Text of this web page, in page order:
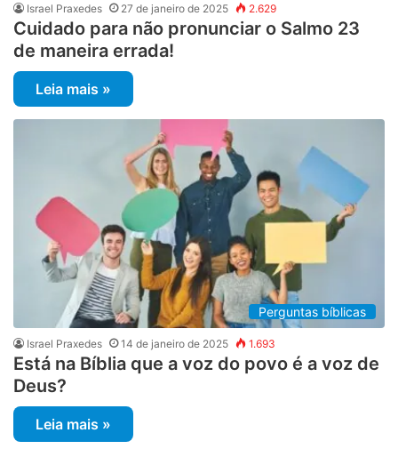
Israel Praxedes 27 de janeiro de 2025 2.629
Cuidado para não pronunciar o Salmo 23
de maneira errada!
Leia mais »
Perguntas bíblicas
Israel Praxedes 14 de janeiro de 2025 1.693
Está na Bíblia que a voz do povo é a voz de
Deus?
Leia mais »